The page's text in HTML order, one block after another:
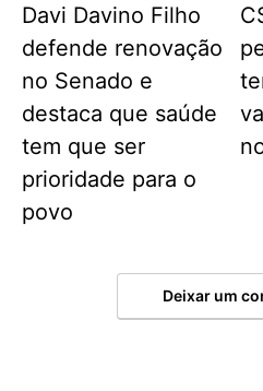
Davi Davino Filho
defende renovação
no Senado e
destaca que saúde
tem que ser
prioridade para o
povo
Deixar um